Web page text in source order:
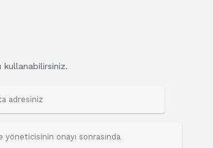
kullanabilirsiniz.